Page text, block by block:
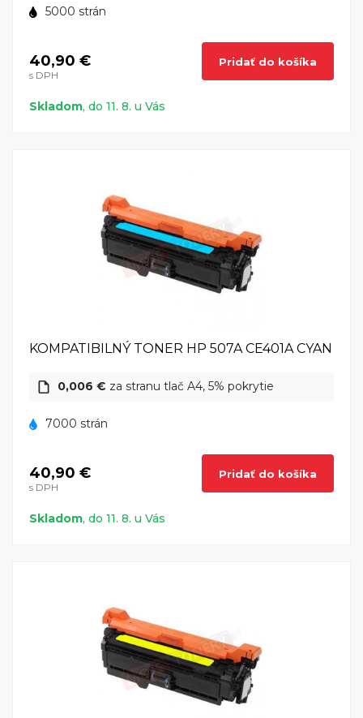
5000 strán
40,90 €
s DPH
Pridať do košíka
Skladom, do 11. 8. u Vás
KOMPATIBILNÝ TONER HP 507A CE401A CYAN
0,006 € za stranu tlač A4, 5% pokrytie
7000 strán
40,90 €
s DPH
Pridať do košíka
Skladom, do 11. 8. u Vás